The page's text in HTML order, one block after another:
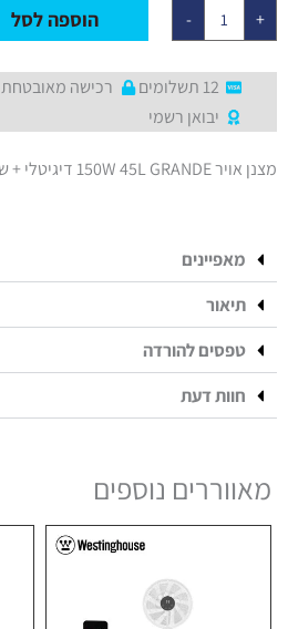
- 45L + הוספה לסל
12 תשלומים רכישה מאובטחת
יבואן רשמי
מצנן אויר 150W 45L GRANDE דיגיטלי + שלט.
מאפיינים
תיאור
טפסים להורדה
חוות דעת
מאווררים נוספים